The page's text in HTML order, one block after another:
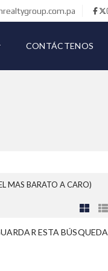
CONTÁCTENOS
MAS BARATO A CARO)
ESTA BÚSQUEDA